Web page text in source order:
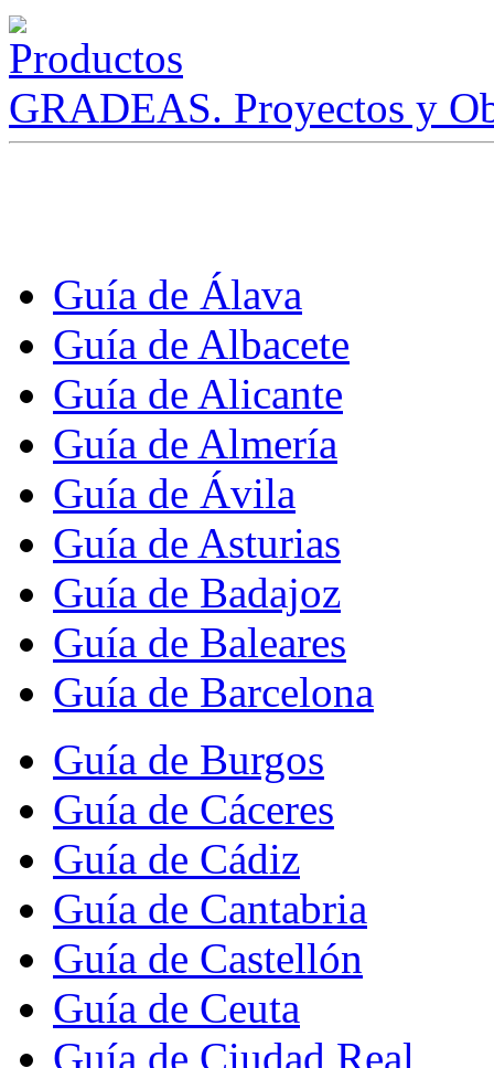
GRADEAS. Proyectos y
Guía de Álava
Guía de Albacete
Guía de Alicante
Guía de Almería
Guía de Ávila
Guía de Asturias
Guía de Badajoz
Guía de Baleares
Guía de Barcelona
Guía de Burgos
Guía de Cáceres
Guía de Cádiz
Guía de Cantabria
Guía de Castellón
Guía de Ceuta
Guía de Ciudad Real